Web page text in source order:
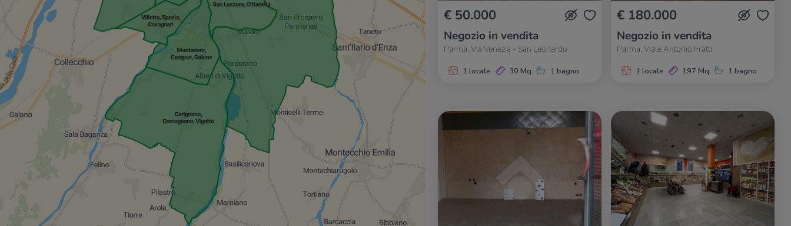
€ 50.000
Negozio in vendita
Parma, Via Venezia - San Leonardo
1 locale 30 Mq 1 bagno
€ 180.000
Negozio in vendita
Parma, Viale Antonio Fratti
1 locale 197 Mq 1 bagno